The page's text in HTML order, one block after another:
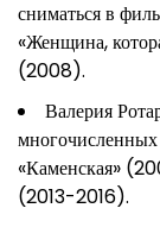
сниматься в
«Женщина,
(2008).
Валерия
«Каменская»
(2013-2016).